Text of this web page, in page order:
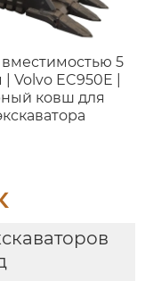
5
| Volvo EC950E |
ковш для